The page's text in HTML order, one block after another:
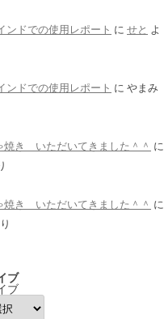
ンドでの使用レポート に せと よ
ンドでの使用レポート に やまみ
焼き いただいてきました＾＾ に
焼き いただいてきました＾＾ に
ブ
ブ